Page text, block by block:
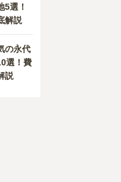
5選！
解説
の永代
選！費
説